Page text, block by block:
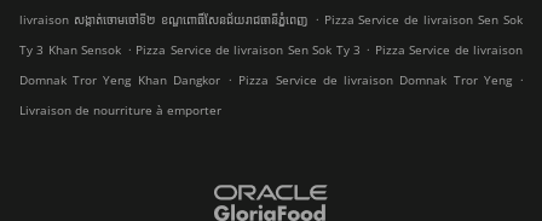
livraison សង្កាត់ចោមចៅទី២ ខណ្ឌពោធិ៍សែនជ័យរាជធានីភ្នំពេញ . Pizza Service de livraison Sen Sok
Ty 3 Khan Sensok . Pizza Service de livraison Sen Sok Ty 3 . Pizza Service de livraison
Domnak Tror Yeng Khan Dangkor . Pizza Service de livraison Domnak Tror Yeng .
Livraison de nourriture à emporter